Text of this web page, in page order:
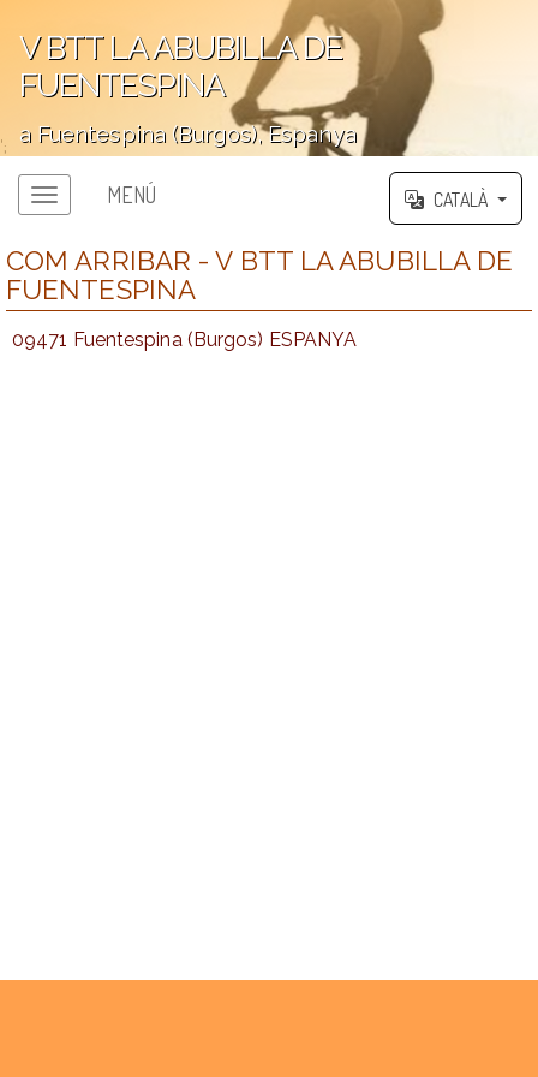
V BTT LA ABUBILLA DE
FUENTESPINA
a Fuentespina (Burgos), Espanya
';
MENÚ CATALÀ
COM ARRIBAR - V BTT LA ABUBILLA DE
FUENTESPINA
09471 Fuentespina (Burgos) ESPANYA